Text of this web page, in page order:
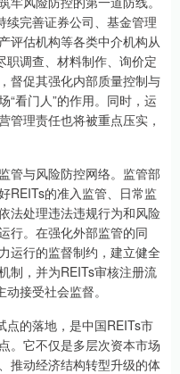
续完善证券公司、基金管理
评估机构等各类中介机构从
职调查、材料制作、询价定
督促其强化内部质量控制与
“看门人”的作用。同时，运
管理责任也将被重点压实，
管与风险防控网络。监管部
REITs的准入监管、日常监
法处理违法违规行为和风险
行。在强化外部监管的同
运行的监督制约，建立健全
制，并为REITs审核注册流
接受社会监督。
点的落地，是中国REITs市
。它不仅是多层次资本市场
推动经济结构转型升级的体